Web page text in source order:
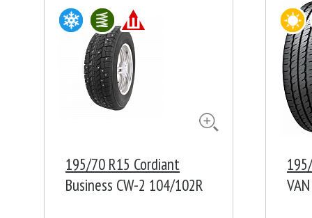
195/70 R15 Cordiant
Business CW-2 104/102R